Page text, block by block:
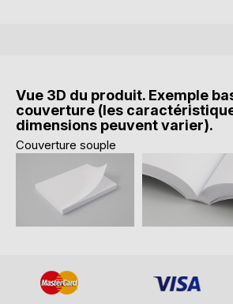
Vue 3D du produit. Exemple
couverture (les
dimensions peuvent varier).
Couverture souple